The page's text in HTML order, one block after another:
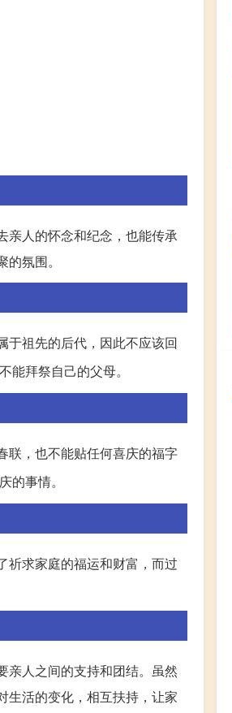
亲人的怀念和纪念，也能传承
氛围。
于祖先的后代，因此不应该回
能拜祭自己的父母。
联，也不能贴任何喜庆的福字
的事情。
祈求家庭的福运和财富，而过
亲人之间的支持和团结。虽然
生活的变化，相互扶持，让家